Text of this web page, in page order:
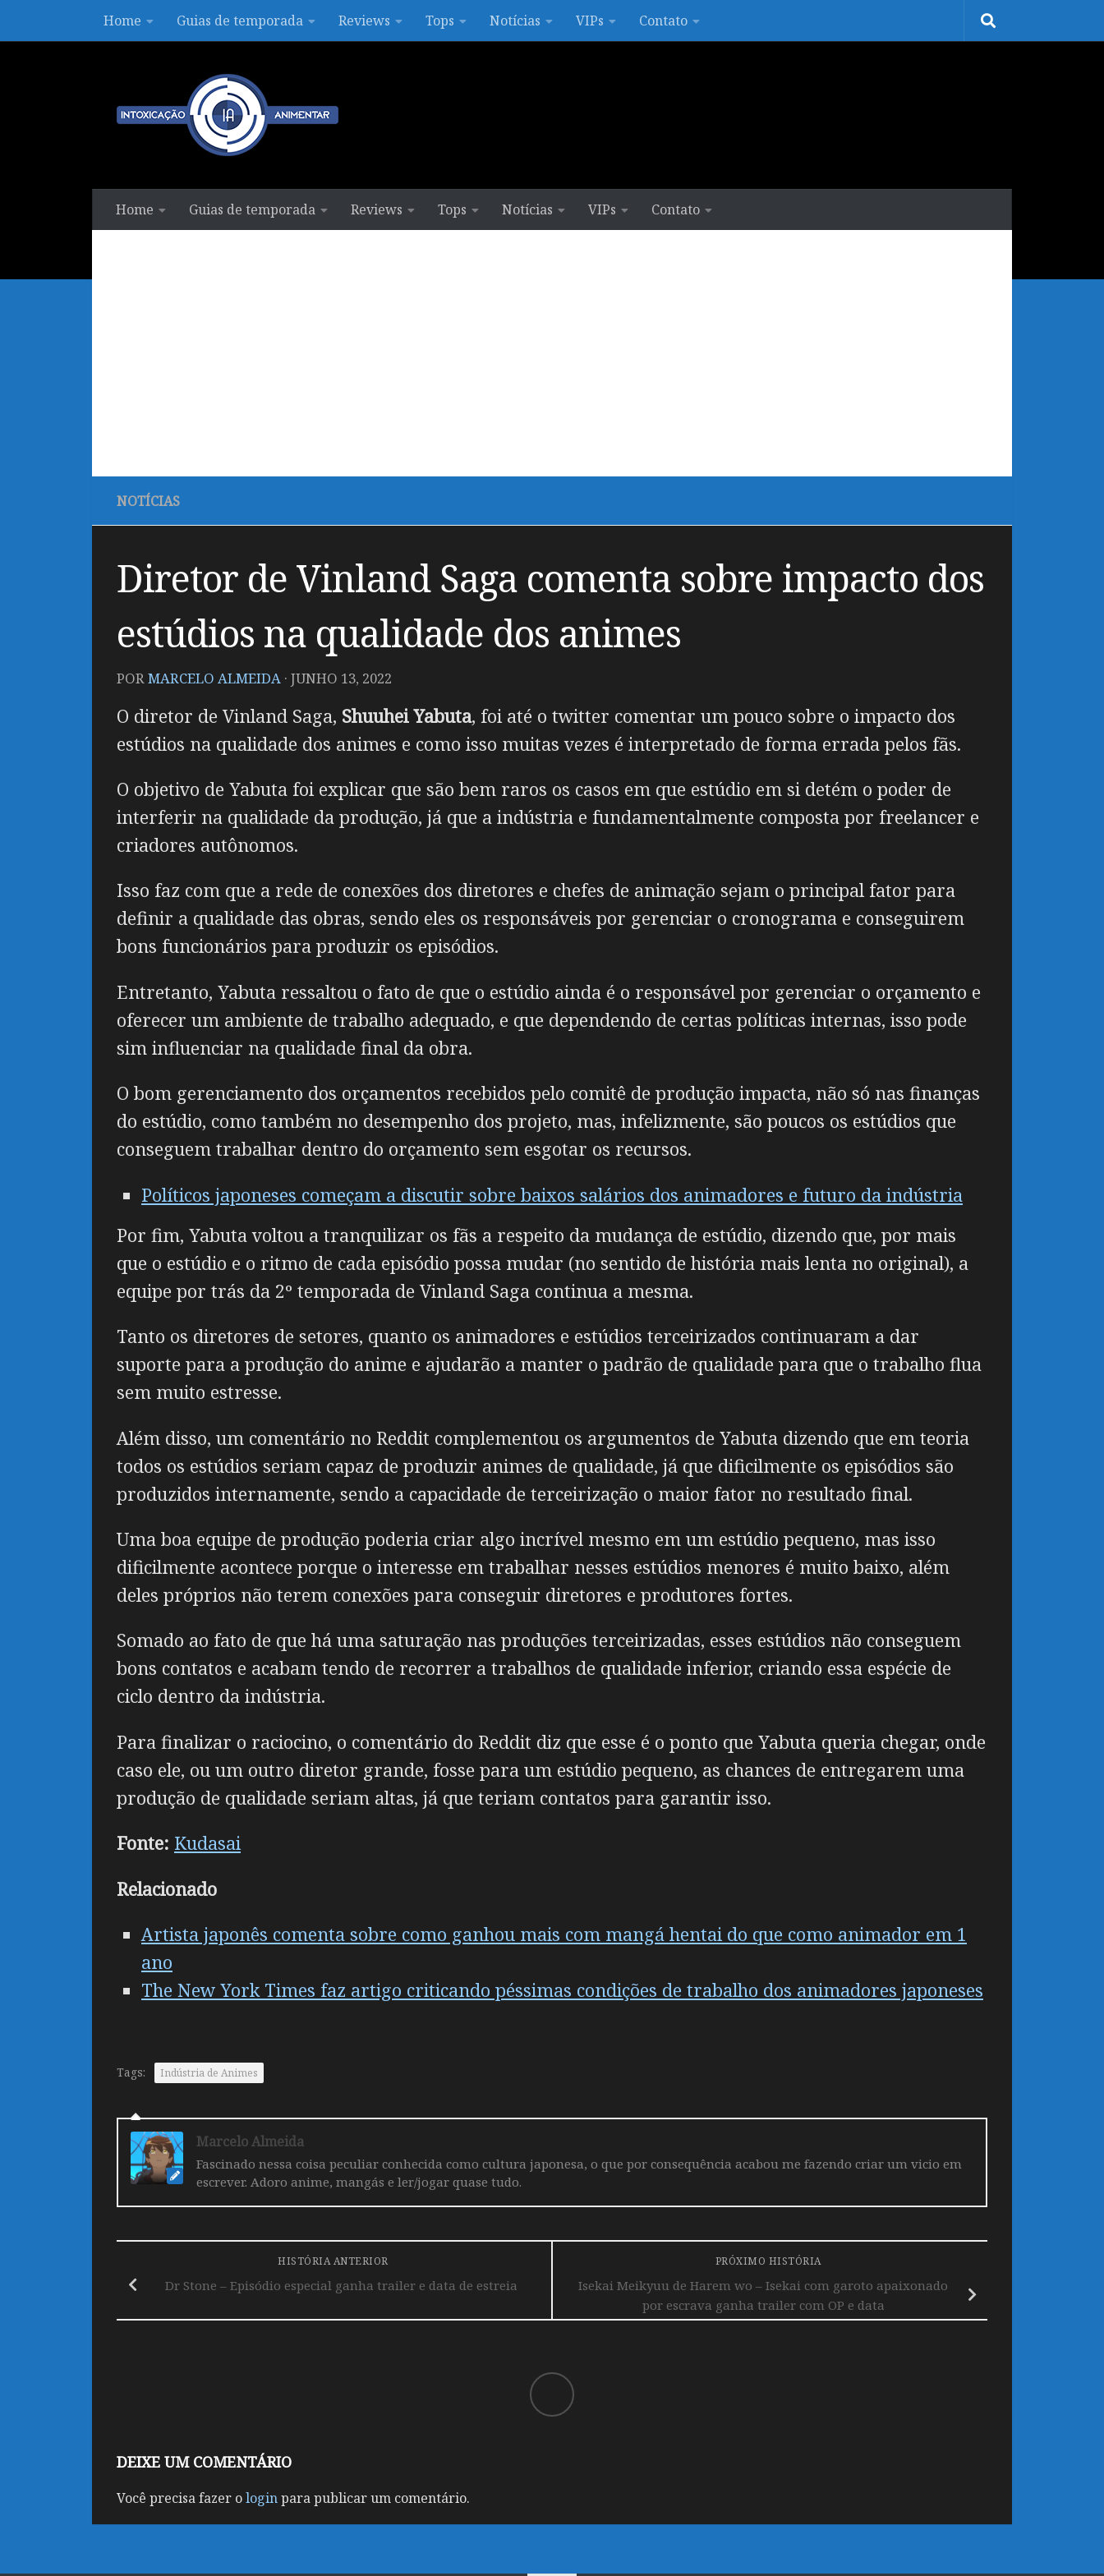
Skip to contentHome Guias de temporada Reviews Tops Notícias VIPs Contato
Home Guias de temporada Reviews Tops Notícias VIPs Contato
NOTÍCIAS
Diretor de Vinland Saga comenta sobre impacto dos
estúdios na qualidade dos animes
PORMARCELO ALMEIDA · JUNHO 13, 2022
O diretor de Vinland Saga, Shuuhei Yabuta, foi até o twitter comentar um pouco sobre o impacto dos
estúdios na qualidade dos animes e como isso muitas vezes é interpretado de forma errada pelos fãs.
O objetivo de Yabuta foi explicar que são bem raros os casos em que estúdio em si detém o poder de
interferir na qualidade da produção, já que a indústria e fundamentalmente composta por freelancer e
criadores autônomos.
Isso faz com que a rede de conexões dos diretores e chefes de animação sejam o principal fator para
definir a qualidade das obras, sendo eles os responsáveis por gerenciar o cronograma e conseguirem
bons funcionários para produzir os episódios.
Entretanto, Yabuta ressaltou o fato de que o estúdio ainda é o responsável por gerenciar o orçamento e
oferecer um ambiente de trabalho adequado, e que dependendo de certas políticas internas, isso pode
sim influenciar na qualidade final da obra.
O bom gerenciamento dos orçamentos recebidos pelo comitê de produção impacta, não só nas finanças
do estúdio, como também no desempenho dos projeto, mas, infelizmente, são poucos os estúdios que
conseguem trabalhar dentro do orçamento sem esgotar os recursos.
Políticos japoneses começam a discutir sobre baixos salários dos animadores e futuro da indústria
Por fim, Yabuta voltou a tranquilizar os fãs a respeito da mudança de estúdio, dizendo que, por mais
que o estúdio e o ritmo de cada episódio possa mudar (no sentido de história mais lenta no original), a
equipe por trás da 2º temporada de Vinland Saga continua a mesma.
Tanto os diretores de setores, quanto os animadores e estúdios terceirizados continuaram a dar
suporte para a produção do anime e ajudarão a manter o padrão de qualidade para que o trabalho flua
sem muito estresse.
Além disso, um comentário no Reddit complementou os argumentos de Yabuta dizendo que em teoria
todos os estúdios seriam capaz de produzir animes de qualidade, já que dificilmente os episódios são
produzidos internamente, sendo a capacidade de terceirização o maior fator no resultado final.
Uma boa equipe de produção poderia criar algo incrível mesmo em um estúdio pequeno, mas isso
dificilmente acontece porque o interesse em trabalhar nesses estúdios menores é muito baixo, além
deles próprios não terem conexões para conseguir diretores e produtores fortes.
Somado ao fato de que há uma saturação nas produções terceirizadas, esses estúdios não conseguem
bons contatos e acabam tendo de recorrer a trabalhos de qualidade inferior, criando essa espécie de
ciclo dentro da indústria.
Para finalizar o raciocino, o comentário do Reddit diz que esse é o ponto que Yabuta queria chegar, onde
caso ele, ou um outro diretor grande, fosse para um estúdio pequeno, as chances de entregarem uma
produção de qualidade seriam altas, já que teriam contatos para garantir isso.
Fonte: Kudasai
Relacionado
Artista japonês comenta sobre como ganhou mais com mangá hentai do que como animador em 1
ano
The New York Times faz artigo criticando péssimas condições de trabalho dos animadores japoneses
Tags: Indústria de Animes
Marcelo Almeida
Fascinado nessa coisa peculiar conhecida como cultura japonesa, o que por consequência acabou me fazendo criar um vicio em
escrever. Adoro anime, mangás e ler/jogar quase tudo.
PRÓXIMO HISTÓRIA
Isekai Meikyuu de Harem wo – Isekai com garoto apaixonado
por escrava ganha trailer com OP e data
HISTÓRIA ANTERIOR
Dr Stone – Episódio especial ganha trailer e data de estreia
DEIXE UM COMENTÁRIO
Você precisa fazer ologinpara publicar um comentário.